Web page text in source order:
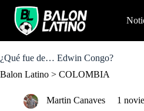
o
o
¿Qué fue de… Edwin Congo?
Balon Latino > COLOMBIA
Martin Canaves 1